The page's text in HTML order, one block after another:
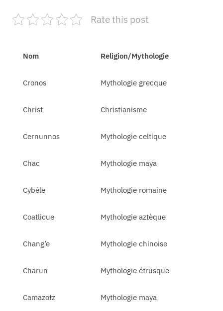
Rate this post
Nom Religion/Mythologie
Cronos Mythologie grecque
Christ Christianisme
Cernunnos Mythologie celtique
Chac Mythologie maya
Cybèle Mythologie romaine
Coatlicue Mythologie aztèque
Chang’e Mythologie chinoise
Charun Mythologie étrusque
Camazotz Mythologie maya